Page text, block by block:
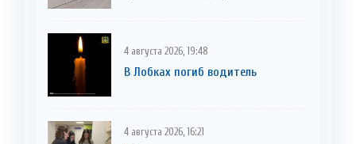
4 августа 2026, 19:48
В Лобках погиб водитель
4 августа 2026, 16:21